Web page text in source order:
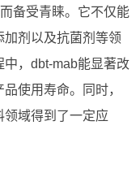
备受青睐。它不仅能
剂以及抗菌剂等领
，dbt-mab能显著改
使用寿命。同时，
领域得到了一定应